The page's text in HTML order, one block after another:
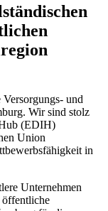
und
Wir sind stolz
(EDIH)
Union
in
Unternehmen